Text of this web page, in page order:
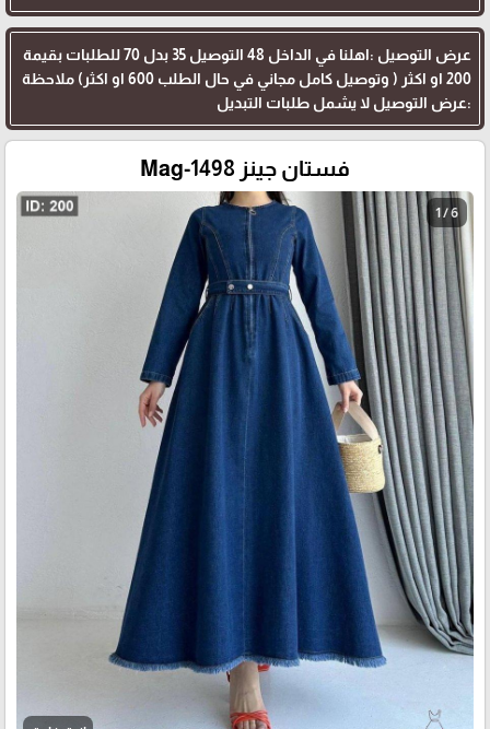
عرض التوصيل :اهلنا في الداخل 48 التوصيل 35 بدل 70 للطلبات بقيمة
200 او اكثر ( وتوصيل كامل مجاني في حال الطلب 600 او اكثر) ملاحظة
:عرض التوصيل لا يشمل طلبات التبديل
فستان جينز Mag-1498
1 / 6